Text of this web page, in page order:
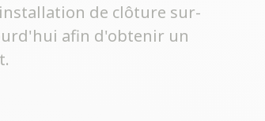
de clôture sur-
afin d'obtenir un